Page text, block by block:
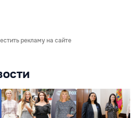
рекламу на сайте